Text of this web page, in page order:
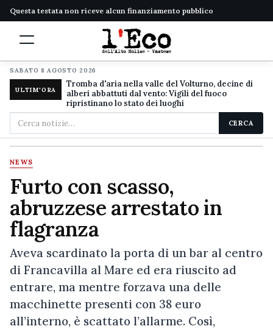
Questa testata non riceve alcun finanziamento pubblico
SABATO 8 AGOSTO 2026
ULTIM'ORA
Tromba d'aria nella valle del Volturno, decine di
alberi abbattuti dal vento: Vigili del fuoco
ripristinano lo stato dei luoghi
Cerca
nel
sito
CERCA
NEWS
Furto con scasso,
abruzzese arrestato in
flagranza
Aveva scardinato la porta di un bar al centro
di Francavilla al Mare ed era riuscito ad
entrare, ma mentre forzava una delle
macchinette presenti con 38 euro
all’interno, è scattato l’allarme. Così,